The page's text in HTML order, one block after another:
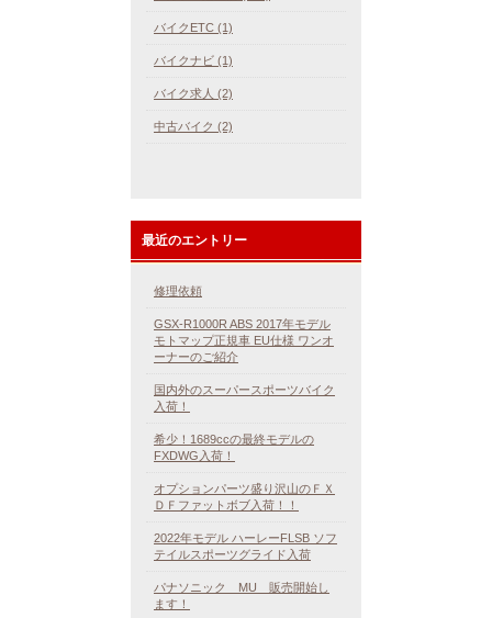
バイクETC (1)
バイクナビ (1)
バイク求人 (2)
中古バイク (2)
最近のエントリー
修理依頼
GSX-R1000R ABS 2017年モデル
モトマップ正規車 EU仕様 ワンオ
ーナーのご紹介
国内外のスーパースポーツバイク
入荷！
希少！1689ccの最終モデルの
FXDWG入荷！
オプションパーツ盛り沢山のＦＸ
ＤＦファットボブ入荷！！
2022年モデル ハーレーFLSB ソフ
テイルスポーツグライド入荷
パナソニック MU 販売開始し
ます！